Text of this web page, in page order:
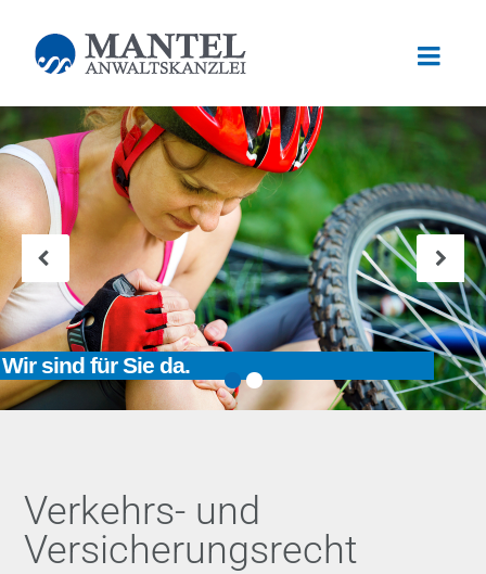
Wir sind für Sie da.
Verkehrs- und
Versicherungsrecht